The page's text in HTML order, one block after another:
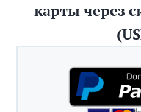
карты через